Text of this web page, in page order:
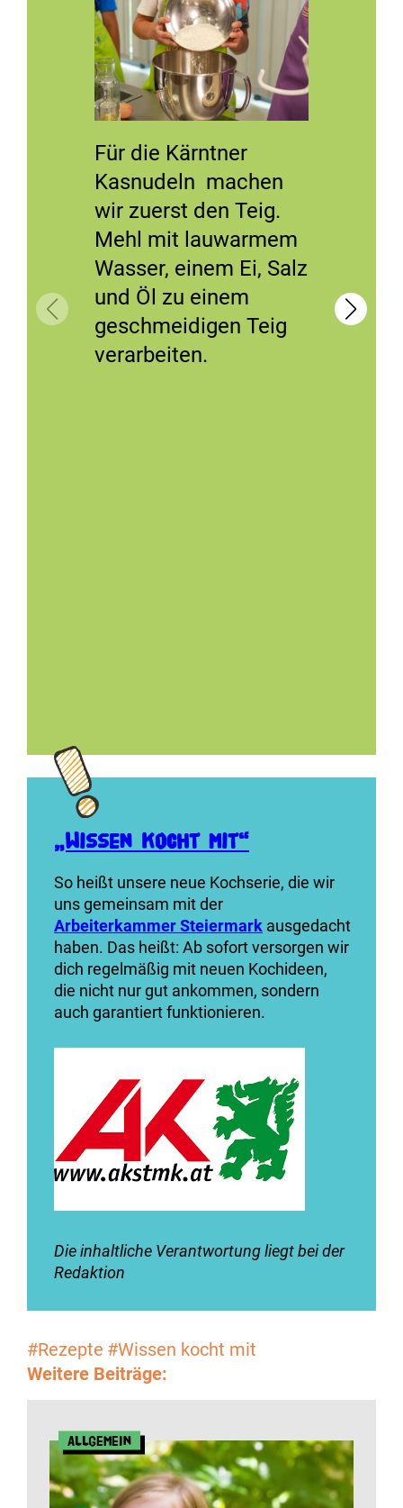
Für die Kärntner
Kasnudeln machen
wir zuerst den Teig.
Mehl mit lauwarmem
Wasser, einem Ei, Salz
und Öl zu einem
geschmeidigen Teig
verarbeiten.
„Wissen kocht mit“
So heißt unsere neue Kochserie, die wir
uns gemeinsam mit der
ArbeiterkammerSteiermark ausgedacht
haben. Das heißt: Ab sofort versorgen wir
dich regelmäßig mit neuen Kochideen,
die nicht nur gut ankommen, sondern
auch garantiert funktionieren.
Die inhaltliche Verantwortung liegt bei der
Redaktion
#Rezepte #Wissen kocht mit
Weitere Beiträge:
Allgemein